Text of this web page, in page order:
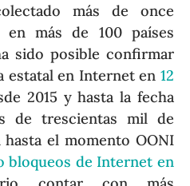
más de once
en más de 100 países
sido posible confirmar
estatal en Internet en 12
2015 y hasta la fecha
de trescientas mil de
el momento OONI
bloqueos de Internet en